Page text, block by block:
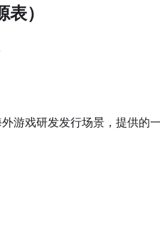
）
游戏研发发行场景，提供的